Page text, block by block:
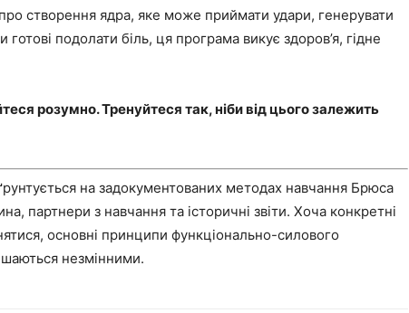
створення ядра, яке може приймати удари, генерувати
подолати біль, ця програма викує здоров’я, гідне
розумно. Тренуйтеся так, ніби від цього залежить
на задокументованих методах навчання Брюса
партнери з навчання та історичні звіти. Хоча конкретні
основні принципи функціонально-силового
незмінними.